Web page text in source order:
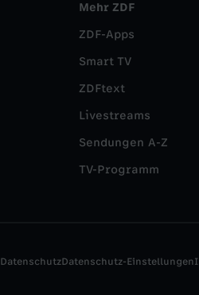
Mehr ZDF
ZDF-Apps
Smart TV
ZDFtext
Livestreams
Sendungen A-Z
TV-Programm
DatenschutzDatenschutz-Einstellungen